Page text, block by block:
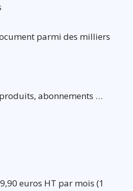
parmi des milliers
produits, abonnements …
euros HT par mois (1